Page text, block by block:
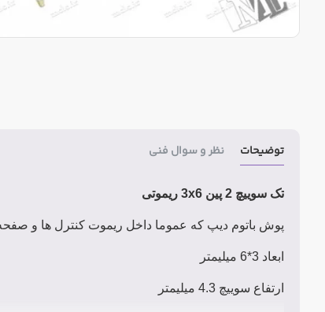
توضیحات نظر و سوال فنی
تک سوییچ 2 پین 3x6 ریموتی
پوش باتوم دیپ که عموما داخل ریموت کنترل ها و صفحه
ابعاد 3*6 میلیمتر
ارتفاع سوییچ 4.3 میلیمتر